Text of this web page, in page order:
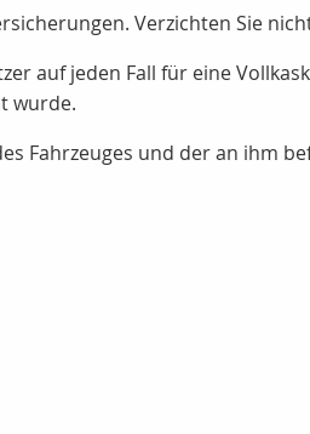
Verzichten Sie
auf jeden Fall für eine
wurde.
Fahrzeuges und der an ihm